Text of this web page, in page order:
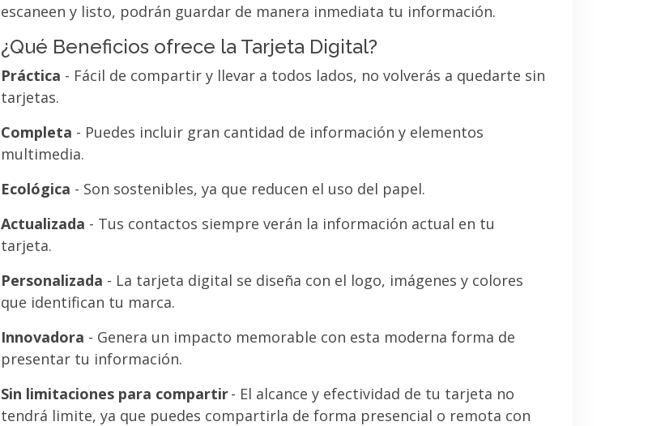
escaneen y listo, podrán guardar de manera inmediata tu información.
¿Qué Beneficios ofrece la Tarjeta Digital?
Práctica - Fácil de compartir y llevar a todos lados, no volverás a quedarte sin
tarjetas.
Completa - Puedes incluir gran cantidad de información y elementos
multimedia.
Ecológica - Son sostenibles, ya que reducen el uso del papel.
Actualizada - Tus contactos siempre verán la información actual en tu
tarjeta.
Personalizada - La tarjeta digital se diseña con el logo, imágenes y colores
que identifican tu marca.
Innovadora - Genera un impacto memorable con esta moderna forma de
presentar tu información.
Sin limitaciones para compartir- El alcance y efectividad de tu tarjeta no
tendrá limite, ya que puedes compartirla de forma presencial o remota con